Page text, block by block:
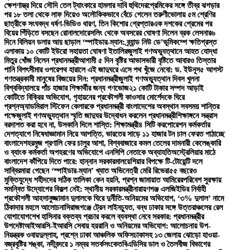
ক্ষেপণাস্ত্র দিয়ে সৌদি তেল ট্যাংকারে হামলার দাবি হুথিদেরপ্রেমিকের সঙ্গে তীব্র ঝগড়ার
পর ১৮ তলা থেকে লাফ দিয়েও অলৌকিকভাবে বেঁচে গেলেন তরুণীভোলায় ৫ম শ্রেণির
ছাত্রীকে সংঘবদ্ধ ধর্ষণ-ভিডিও ধারণ, তিন কিশোর গ্রেপ্তারএক দশকের প্রেমের পর
বিয়ের পিঁড়িতে বসছেন রোনালদোরেসলিং থেকে অবসরের ঘোষণা দিলেন ব্রক লেসনার৬
দিনে বিলিয়ন ডলার আয় ছাড়াল ‘স্পাইডার-ম্যান: ব্র্যান্ড নিউ ডে’ভূমিকম্পে ক্ষতিগ্রস্ত
এলাকায় ১০ কোটি ইউরো সহায়তা ঘোষণা ইতালিরজুলাই গণঅভ্যুত্থানে আহত যোদ্ধা
মিতুর খোঁজ নিলেন প্রধানমন্ত্রীআগামী ৫ দিন বৃষ্টির আভাসভারী বৃষ্টিতে আবারও তিস্তার
পানি বিপৎসীমার ওপরেপথ হারালে এই জাদুঘরে এসে পথ খুঁজে নেবো: ড. ইউনূস৫ আগস্ট
গণতন্ত্রকামী মানুষের বিজয়ের দিন: প্রধানমন্ত্রীজুলাই গণঅভ্যুত্থান দিবস খুলনা
বিশ্ববিদ্যালয়ে পাঁচ হাজার শিক্ষার্থীর জন্য গণভোজ২১ কোটি টাকার সম্পদ আড়াই
কোটিতে বিক্রির অভিযোগ, গৃহায়নের প্রকৌশলী কাওসার মোর্শেদকে ঘিরে
প্রশ্নঅ্যাডমিরাল স্টিফেন কেলারকে প্রধানমন্ত্রী বাংলাদেশের অবস্থান সবসময় শান্তির
পক্ষেজুলাই গণঅভ্যুত্থান স্মৃতি জাদুঘর উদ্বোধন করলেন প্রধানমন্ত্রীশিক্ষাঙ্গনে সন্ত্রাস
বরদাশত করা হবে না, উসকানি দিলে শাস্তি: শিক্ষামন্ত্রী৪ সিটি করপোরেশন কর্মকর্তার
দেশত্যাগে নিষেধাজ্ঞামান নিয়ে আপত্তি, ভারতের সাড়ে ১১ হাজার টন চাল ফেরত পাঠাচ্ছে
বাংলাদেশহরমুজ প্রণালি ফের চালুর আশা, বিশ্ববাজারে কমল তেলের দামনারী কেলেঙ্কারি
ও ব্যাংক কর্মকর্তা অপহরণের অভিযোগে এনসিপি নেতাকে অব্যাহতিঅস্ট্রেলিয়ার মাঠে
বাংলাদেশ কাঁপিয়ে দিতে পারে: হান্নান সরকারমালয়েশিয়ার বিপক্ষে টি-টোয়েন্টি দলে
সাব্বিরমারা গেছেন ‘স্পাইডার-ম্যান’ খ্যাত অভিনেত্রী মেরি রিভেরা৫৫ বছরেও
মুক্তিযুদ্ধে শহীদদের সঠিক তালিকা কেন হয়নি, প্রশ্ন জামায়াত আমিরেরপরিবেশ সুরক্ষায়
সমন্বিত উদ্যোগের বিকল্প নেই: স্থানীয় সরকারমন্ত্রীনারায়ণগঞ্জ এলজিইডির নির্বাহী
প্রকৌশলী আহসানুজ্জামান দুলালকে ঘিরে দুর্নীতি-অনিয়মের অভিযোগ, ‘৩% দুলাল’ নামে
ঠিকাদার মহলে আলোচনাসিরাজগঞ্জে ট্রেন লাইনচ্যুত, বন্ধ ঢাকার সঙ্গে উত্তরাঞ্চলের রেল
যোগাযোগশেখ হাসিনার বক্তব্য প্রচার করলে ব্যবস্থা নেবে সরকার: প্রধানমন্ত্রীর
উপদেষ্টাআইআরসি-ইআরসি সেবায় হয়রানি ও অনিয়মের অভিযোগ: আলোচনায় উপ-
নিয়ন্ত্রক ওবায়দুল্লাহ, প্রশ্নে ঢাকা আঞ্চলিক অফিসঢাকাসহ ১৩ জেলায় ঝোড়ো হাওয়া-
বজ্রবৃষ্টির শঙ্কা, নদীবন্দরে ১ নম্বর সতর্কসংকেতবিএডিসির ডাল ও তৈলবীজ বিভাগের